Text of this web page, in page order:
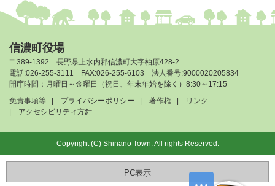
信濃町役場
〒389-1392 長野県上水内郡信濃町大字柏原428-2
電話:026-255-3111 FAX:026-255-6103 法人番号:9000020205834
開庁時間：月曜日～金曜日（祝日、年末年始を除く）8:30～17:15
免責事項等
プライバシーポリシー 著作権
リンク
アクセシビリティ方針
Copyright (C) Shinano Town. All rights Reserved.
PC表示